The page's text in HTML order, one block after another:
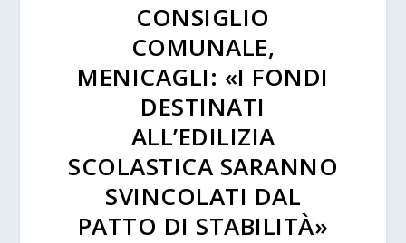
CONSIGLIO
COMUNALE,
MENICAGLI: «I FONDI
DESTINATI
ALL’EDILIZIA
SCOLASTICA SARANNO
SVINCOLATI DAL
PATTO DI STABILITÀ»